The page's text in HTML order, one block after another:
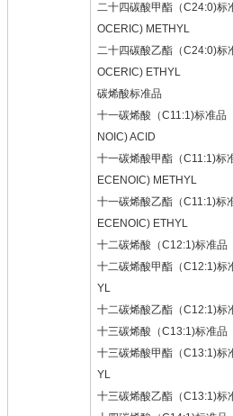
二十四碳酸甲酯（C24:0)
OCERIC) METHYL
二十四碳酸乙酯（C24:0)
OCERIC) ETHYL
碳烯酸标准品
十一碳烯酸（C11:1)标准
NOIC) ACID
十一碳烯酸甲酯（C11:1)
ECENOIC) METHYL
十一碳烯酸乙酯（C11:1)
ECENOIC) ETHYL
十二碳烯酸（C12:1)标准
十二碳烯酸甲酯（C12:1)
YL
十二碳烯酸乙酯（C12:1)
十三碳烯酸（C13:1)标准
十三碳烯酸甲酯（C13:1)
YL
十三碳烯酸乙酯（C13:1)